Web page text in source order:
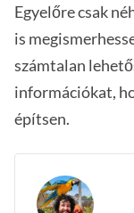
Egyelőre csak
is
számtalan
információkat,
építsen.